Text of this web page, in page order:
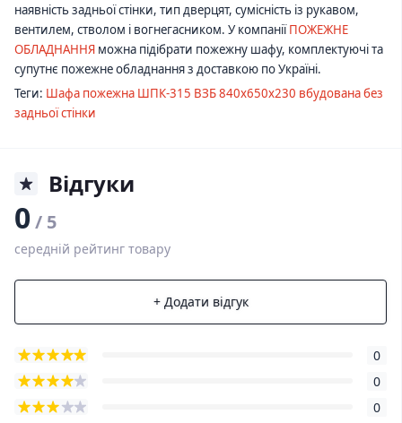
наявність задньої стінки, тип дверцят, сумісність із рукавом,
вентилем, стволом і вогнегасником. У компаніїПОЖЕЖНЕ
ОБЛАДНАННЯ можна підібрати пожежну шафу, комплектуючі та
супутнє пожежне обладнання з доставкою по Україні.
Теги: Шафа пожежна ШПК-315 ВЗБ 840х650х230 вбудована без
задньої стінки
Відгуки
0/ 5
середній рейтинг товару
+ Додати відгук
0
0
0